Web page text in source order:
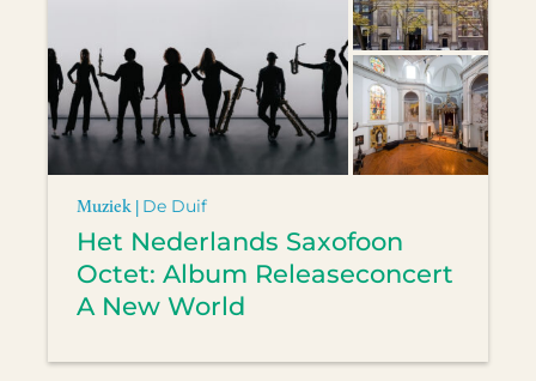
Muziek | De Duif
Het Nederlands Saxofoon
Octet: Album Releaseconcert
A New World